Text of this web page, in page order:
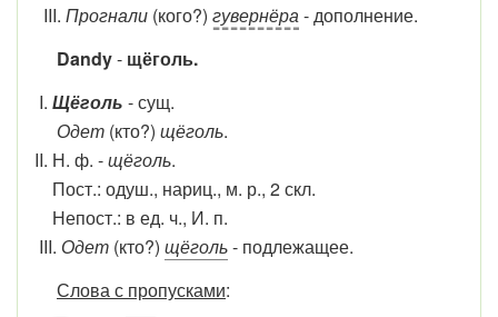
III. Прогнали (кого?) гувернёра - дополнение.
Dandy- щёголь.
I. Щёголь - сущ.
Одет (кто?) щёголь.
II. Н. ф. -щёголь.
Пост.: одуш., нариц., м. р., 2 скл.
Непост.: в ед. ч., И. п.
III. Одет (кто?) щёголь- подлежащее.
Слова с пропусками: